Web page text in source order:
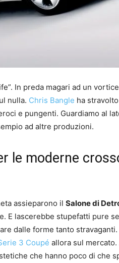
In preda magari ad un
nulla. Chris Bangle ha
e pungenti. Guardiamo al
ad altre produzioni.
le moderne
assieparono il Salone di
E lascerebbe stupefatti pure
dalle forme tanto stravaganti.
3 Coupé allora sul
che hanno poco di che